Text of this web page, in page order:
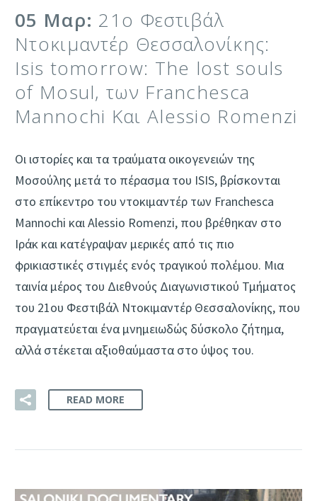
05 Μαρ: 21ο Φεστιβάλ
Ντοκιμαντέρ Θεσσαλονίκης:
Isis tomorrow: The lost souls
of Mosul, των Franchesca
Mannochi Και Alessio Romenzi
Οι ιστορίες και τα τραύματα οικογενειών της
Μοσούλης μετά το πέρασμα του ISIS, βρίσκονται
στο επίκεντρο του ντοκιμαντέρ των Franchesca
Mannochi και Alessio Romenzi, που βρέθηκαν στο
Ιράκ και κατέγραψαν μερικές από τις πιο
φρικιαστικές στιγμές ενός τραγικού πολέμου. Μια
ταινία μέρος του Διεθνούς Διαγωνιστικού Τμήματος
του 21ου Φεστιβάλ Ντοκιμαντέρ Θεσσαλονίκης, που
πραγματεύεται ένα μνημειωδώς δύσκολο ζήτημα,
αλλά στέκεται αξιοθαύμαστα στο ύψος του.
READ MORE